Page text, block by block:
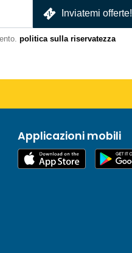
Inviatemi offerte!
politica sulla riservatezza
Applicazioni mobili